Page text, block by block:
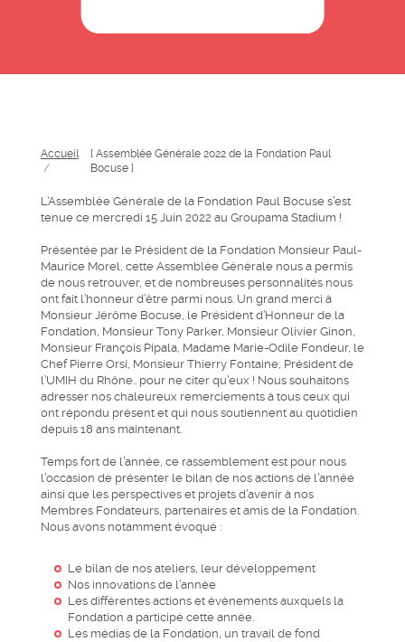
Accueil
/
[ Assemblée Générale 2022 de la Fondation Paul
Bocuse ]
L’Assemblée Générale de la Fondation Paul Bocuse s’est
tenue ce mercredi 15 Juin 2022 au Groupama Stadium !
Présentée par le Président de la Fondation Monsieur Paul-
Maurice Morel, cette Assemblée Générale nous a permis
de nous retrouver, et de nombreuses personnalités nous
ont fait l’honneur d’être parmi nous. Un grand merci à
Monsieur Jérôme Bocuse, le Président d’Honneur de la
Fondation, Monsieur Tony Parker, Monsieur Olivier Ginon,
Monsieur François Pipala, Madame Marie-Odile Fondeur, le
Chef Pierre Orsi, Monsieur Thierry Fontaine, Président de
l’UMIH du Rhône.. pour ne citer qu’eux ! Nous souhaitons
adresser nos chaleureux remerciements à tous ceux qui
ont répondu présent et qui nous soutiennent au quotidien
depuis 18 ans maintenant.
Temps fort de l’année, ce rassemblement est pour nous
l’occasion de présenter le bilan de nos actions de l’année
ainsi que les perspectives et projets d’avenir à nos
Membres Fondateurs, partenaires et amis de la Fondation.
Nous avons notamment évoqué :
Le bilan de nos ateliers, leur développement
Nos innovations de l’année
Les différentes actions et évènements auxquels la
Fondation a participé cette année.
Les médias de la Fondation, un travail de fond